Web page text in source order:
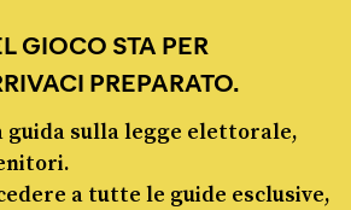
GIOCO STA PER
PREPARATO.
guida sulla legge elettorale,
a tutte le guide esclusive,
lavora con noi
contattaci